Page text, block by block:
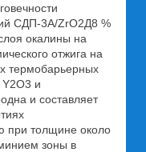
СДП-3А/ZrO2Д8 %
окалины на
отжига на
термобарьерных
и
и составляет
при толщине около
зоны в